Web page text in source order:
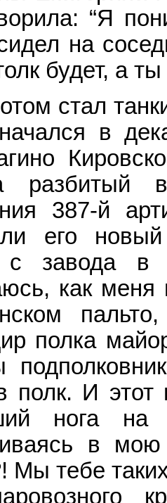
“Я
на
будет, а
стал
в
387-й
его
с завода в
как меня
полка
полк. И этот
нога на
в
Мы тебе